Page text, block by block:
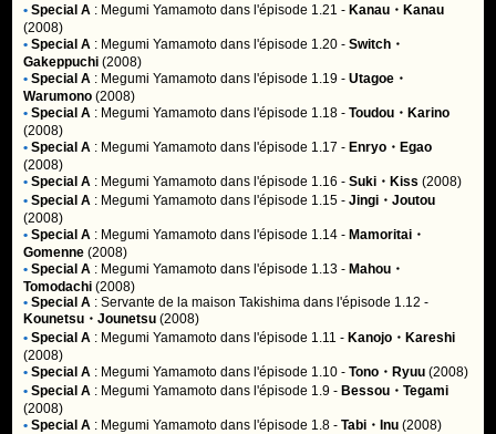
• Special A : Megumi Yamamoto dans l'épisode 1.21 - Kanau・Kanau
(2008)
• Special A : Megumi Yamamoto dans l'épisode 1.20 -Switch・
Gakeppuchi (2008)
• Special A : Megumi Yamamoto dans l'épisode 1.19 -Utagoe・
Warumono (2008)
• Special A : Megumi Yamamoto dans l'épisode 1.18 -Toudou・Karino
(2008)
• Special A : Megumi Yamamoto dans l'épisode 1.17 - Enryo・Egao
(2008)
• Special A : Megumi Yamamoto dans l'épisode 1.16 -Suki・Kiss (2008)
• Special A : Megumi Yamamoto dans l'épisode 1.15 -Jingi・Joutou
(2008)
• Special A : Megumi Yamamoto dans l'épisode 1.14 - Mamoritai・
Gomenne (2008)
• Special A : Megumi Yamamoto dans l'épisode 1.13 - Mahou・
Tomodachi (2008)
• Special A :Servante de la maison Takishima dans l'épisode 1.12 -
Kounetsu・Jounetsu (2008)
• Special A : Megumi Yamamoto dans l'épisode 1.11 - Kanojo・Kareshi
(2008)
• Special A : Megumi Yamamoto dans l'épisode 1.10 -Tono・Ryuu (2008)
• Special A : Megumi Yamamoto dans l'épisode 1.9 - Bessou・Tegami
(2008)
• Special A : Megumi Yamamoto dans l'épisode 1.8 -Tabi・Inu (2008)